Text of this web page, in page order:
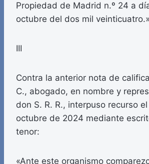
Propiedad de Madrid n.º 24 a
octubre del dos mil veinticuatro.»
III
Contra la anterior nota de
C., abogado, en nombre y
don S. R. R., interpuso recurso
octubre de 2024 mediante
tenor:
«Ante este organismo